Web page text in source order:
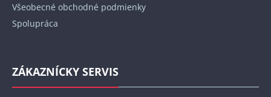
Všeobecné obchodné podmienky
Spolupráca
ZÁKAZNÍCKY SERVIS